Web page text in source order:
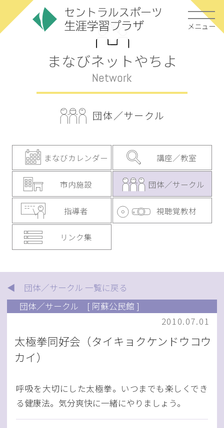
メニュー
まなびネットやちよ
Network
団体／サークル
まなびカレンダー 講座／教室
市内施設 団体／サークル
指導者 視聴覚教材
リンク集
◀ 団体／サークル 一覧に戻る
団体／サークル
[ 阿蘇公民館 ]
2010.07.01
太極拳同好会（タイキョクケンドウコウ
カイ）
呼吸を大切にした太極拳。いつまでも楽しくでき
る健康法。気分爽快に一緒にやりましょう。